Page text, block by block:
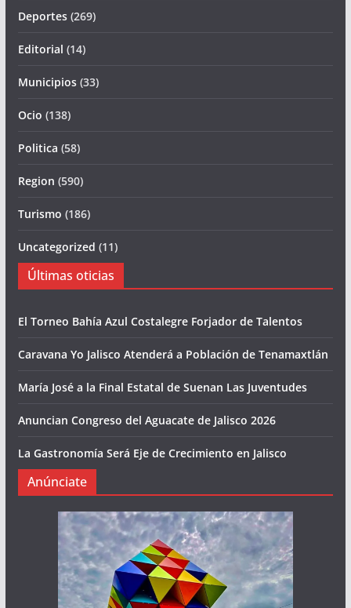
Deportes(269)
Editorial (14)
Municipios(33)
Ocio (138)
Politica (58)
Region (590)
Turismo (186)
Uncategorized (11)
Últimas oticias
El Torneo Bahía Azul Costalegre Forjador de Talentos
Caravana Yo Jalisco Atenderá a Población de Tenamaxtlán
María José a la Final Estatal de Suenan Las Juventudes
Anuncian Congreso del Aguacate de Jalisco 2026
La Gastronomía Será Eje de Crecimiento en Jalisco
Anúnciate